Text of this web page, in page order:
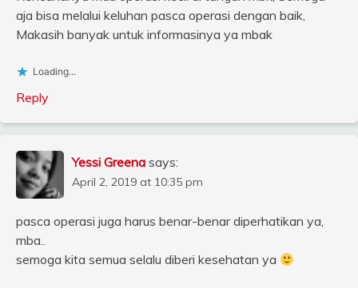
aja bisa melalui keluhan pasca operasi dengan baik,
Makasih banyak untuk informasinya ya mbak
Loading...
Reply
Yessi Greena says:
April 2, 2019 at 10:35 pm
pasca operasi juga harus benar-benar diperhatikan ya,
mba..
semoga kita semua selalu diberi kesehatan ya